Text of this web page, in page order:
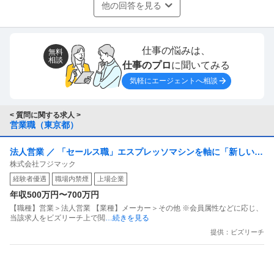
他の回答を見る
無料
相談
仕事の悩みは、
仕事のプロに聞いてみる
気軽にエージェントへ相談
< 質問に関する求人 >
営業職（東京都）
法人営業 ／ 「セールス職」エスプレッソマシンを軸に「新しいカ
フェ文化」を一緒に創りましょう
株式会社フジマック
経験者優遇 職場内禁煙 上場企業
年収500万円〜700万円
【職種】営業＞法人営業 【業種】メーカー＞その他 ※会員属性などに応じ、
当該求人をビズリーチ上で閲…続きを見る
提供：ビズリーチ